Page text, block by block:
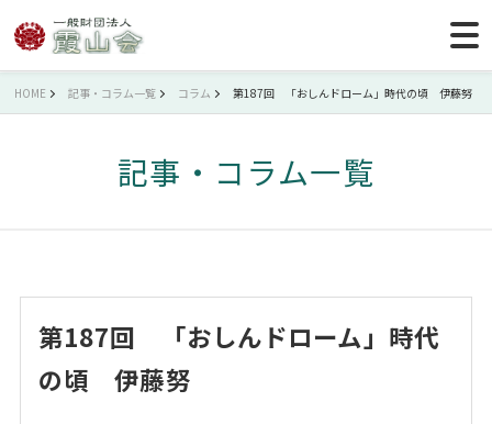
HOME 記事・コラム一覧 コラム 第187回 「おしんドローム」時代の頃 伊藤努
記事・コラム一覧
第187回 「おしんドローム」時代
の頃 伊藤努